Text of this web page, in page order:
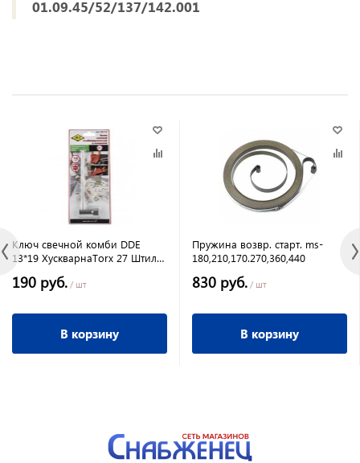
01.09.45/52/137/142.001
Ключ свечной комби DDE
13*19 ХускварнаTorx 27 Штиль
190 руб. / шт
В корзину
Пружина возвр. старт. ms-
180,210,170.270,360,440
830 руб. / шт
В корзину